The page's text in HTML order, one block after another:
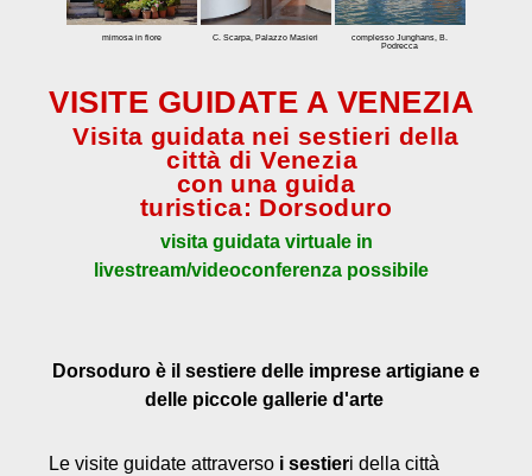
Tour speciali
Biennale
Biennale Arte
Biennale Architettura
mimosa in fiore C. Scarpa, Palazzo Masieri complesso Junghans, B.
Podrecca
VISITE GUIDATE A VENEZIA
Visita guidata nei sestieri della
città di Venezia
con una guida
turistica: Dorsoduro
visita guidata virtuale in
livestream/videoconferenza possibile
Dorsoduro è il sestiere delle imprese artigiane e
delle piccole gallerie d'arte
Le visite guidate attraverso i sestieri della città